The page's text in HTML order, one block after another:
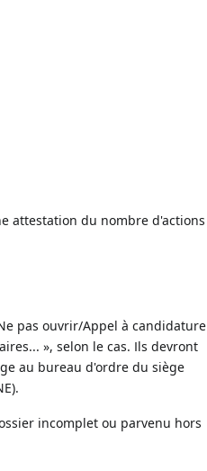
attestation du nombre d'actions
pas ouvrir/Appel à candidature
», selon le cas. Ils devront
au bureau d'ordre du siège
incomplet ou parvenu hors